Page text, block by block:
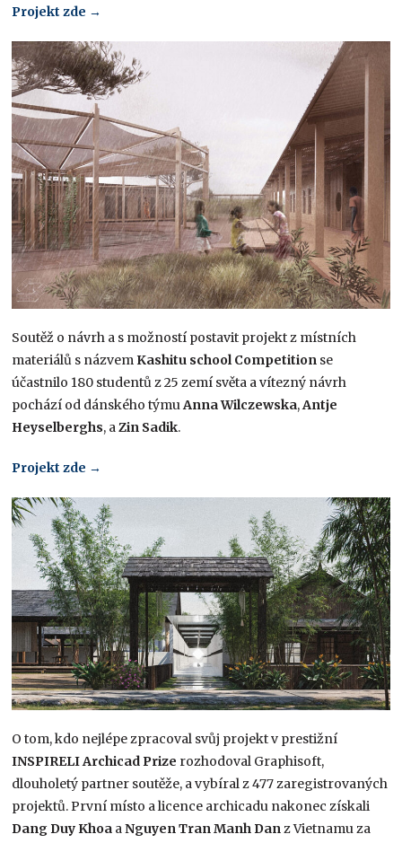
Projekt zde →
Soutěž o návrh a s možností postavit projekt z místních
materiálů s názvem Kashitu school Competition se
účastnilo 180 studentů z 25 zemí světa a vítezný návrh
pochází od dánského týmuAnna Wilczewska,Antje
Heyselberghs, aZin Sadik.
Projekt zde →
O tom, kdo nejlépe zpracoval svůj projekt v prestižní
INSPIRELI Archicad Prize rozhodoval Graphisoft,
dlouholetý partner soutěže, a vybíral z 477 zaregistrovaných
projektů. První místo a licence archicadu nakonec získali
Dang Duy Khoa aNguyen Tran Manh Danz Vietnamu za